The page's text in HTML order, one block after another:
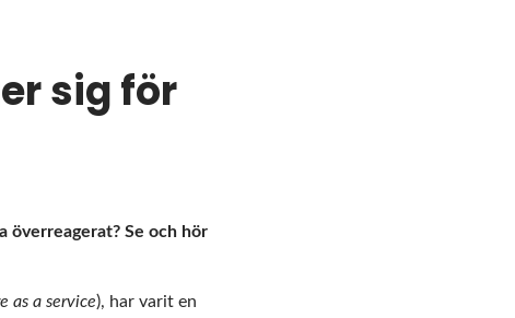
sig för
överreagerat? Se och hör
as a service), har varit en